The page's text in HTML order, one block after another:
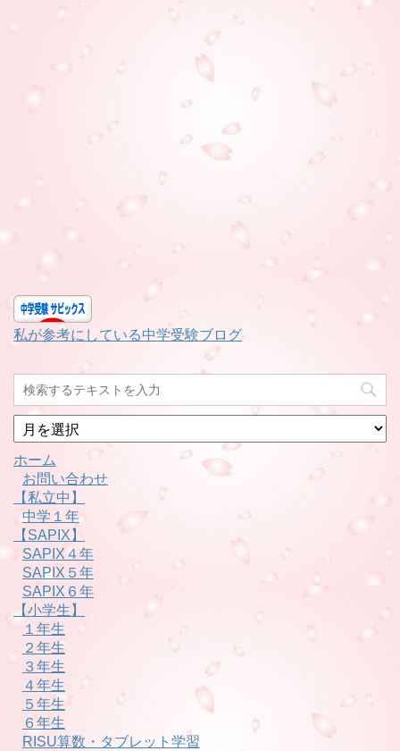
私が参考にしている中学受験ブログ
月
別
ホーム
お問い合わせ
【私立中】
中学１年
【SAPIX】
SAPIX４年
SAPIX５年
SAPIX６年
【小学生】
１年生
２年生
３年生
４年生
５年生
６年生
RISU算数・タブレット学習